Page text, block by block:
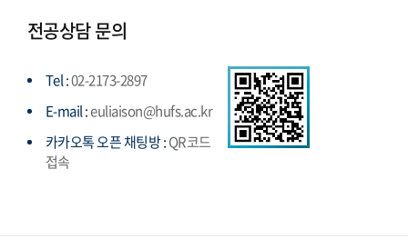
전공상담 문의
Tel :02-2173-2897
E-mail :euliaison@hufs.ac.kr
카카오톡 오픈 채팅방 :QR코드
접속